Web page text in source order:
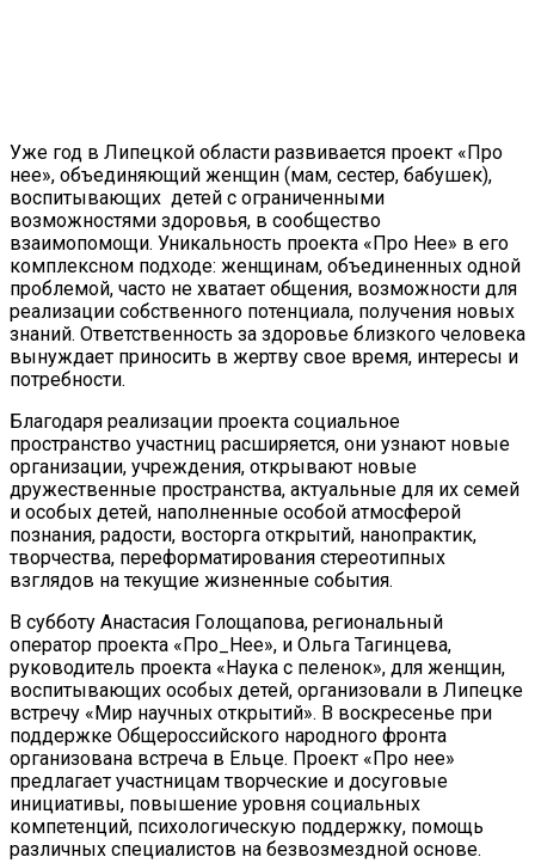
Уже год в Липецкой области развивается проект «Про
нее», объединяющий женщин (мам, сестер, бабушек),
воспитывающих ​ детей с ограниченными
возможностями здоровья, в сообщество
взаимопомощи.​ Уникальность проекта «Про Нее»​ в его
комплексном подходе: женщинам, объединенных одной
проблемой, часто не хватает общения, возможности для
реализации собственного потенциала, получения новых
знаний. Ответственность за здоровье близкого человека
вынуждает приносить в жертву свое время, интересы и
потребности.
Благодаря реализации проекта​ социальное
пространство участниц расширяется, они узнают новые
организации, учреждения, открывают новые
дружественные пространства, актуальные для их семей
и особых​ детей, наполненные особой атмосферой
познания, радости, восторга открытий, нанопрактик,
творчества, переформатирования стереотипных
взглядов на текущие жизненные события.
В субботу Анастасия Голощапова,​ региональный
оператор проекта «Про_Нее», и​ Ольга​ Тагинцева,
руководитель проекта «Наука с пеленок»,​ для женщин,
воспитывающих особых детей, организовали в Липецке​
встречу «Мир научных открытий». В воскресенье​ при​ ​
поддержке​ Общероссийского​ народного​ фронта
организована встреча в​ Ельце.​ Проект «Про нее»​
предлагает участницам творческие и досуговые
инициативы, повышение уровня социальных
компетенций, психологическую поддержку, помощь
различных специалистов на безвозмездной основе.